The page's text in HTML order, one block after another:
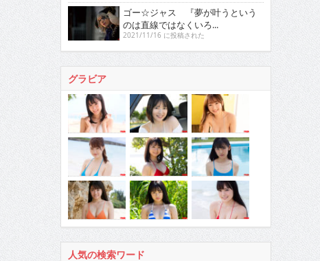
ゴー☆ジャス 『夢が叶うという
のは直線ではなくいろ...
2021/11/16 に投稿された
グラビア
人気の検索ワード